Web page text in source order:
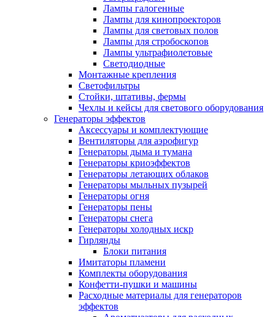
Лампы галогенные
Лампы для кинопроекторов
Лампы для световых полов
Лампы для стробоскопов
Лампы ультрафиолетовые
Светодиодные
Монтажные крепления
Светофильтры
Стойки, штативы, фермы
Чехлы и кейсы для светового оборудования
Генераторы эффектов
Аксессуары и комплектующие
Вентиляторы для аэрофигур
Генераторы дыма и тумана
Генераторы криоэффектов
Генераторы летающих облаков
Генераторы мыльных пузырей
Генераторы огня
Генераторы пены
Генераторы снега
Генераторы холодных искр
Гирлянды
Блоки питания
Имитаторы пламени
Комплекты оборудования
Конфетти-пушки и машины
Расходные материалы для генераторов
эффектов